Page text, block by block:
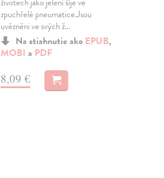
zpuchřelé pneumatice.Jsou
uvězněni ve svých ž...
Na stiahnutie ako EPUB,
MOBI a PDF
8,09 €